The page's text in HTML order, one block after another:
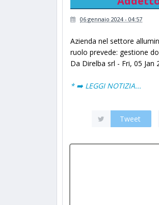
06 gennaio 2024 - 04:57
Azienda nel settore
ruolo prevede: gestione
Da Direlba srl - Fri, 05 Jan
* ➡️ LEGGI NOTIZIA...
Tweet